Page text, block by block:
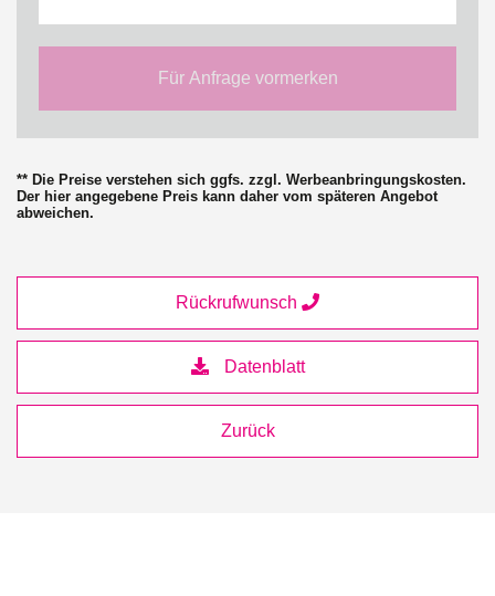
Für Anfrage vormerken
** Die Preise verstehen sich ggfs. zzgl. Werbeanbringungskosten.
Der hier angegebene Preis kann daher vom späteren Angebot
abweichen.
Zurück
Datenblatt
Rückrufwunsch